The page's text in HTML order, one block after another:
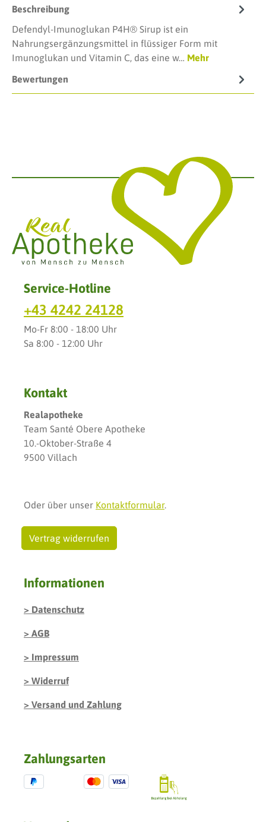
Beschreibung
Defendyl-Imunoglukan P4H® Sirup ist ein
Nahrungsergänzungsmittel in flüssiger Form mit
Imunoglukan und Vitamin C, das eine w… Mehr
Bewertungen
Service-Hotline
+43 4242 24128
Mo-Fr 8:00 - 18:00 Uhr
Sa 8:00 - 12:00 Uhr
Kontakt
Realapotheke
Team Santé Obere Apotheke
10.-Oktober-Straße 4
9500 Villach
Oder über unser Kontaktformular.
Vertrag widerrufen
Informationen
Datenschutz
AGB
Impressum
Widerruf
Versand und Zahlung
Zahlungsarten